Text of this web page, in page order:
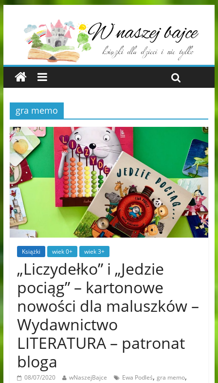
gra memo
Książki wiek 0+ wiek 3+
„Liczydełko” i „Jedzie
pociąg” – kartonowe
nowości dla maluszków –
Wydawnictwo
LITERATURA – patronat
bloga
08/07/2020 wNaszejBajce Ewa Podleś, gra memo,